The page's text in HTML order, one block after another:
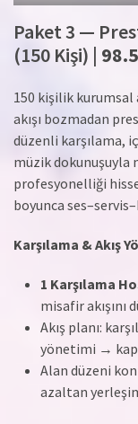
Paket 3 —
(150 Kişi) |
150 kişilik kurumsal
akışı bozmadan
düzenli karşılama,
müzik dokunuşuyla
profesyonelliği
boyunca
Karşılama & Akış
1 Karşılama
misafir akışını
Akış planı:
yönetimi →
Alan düzeni
azaltan